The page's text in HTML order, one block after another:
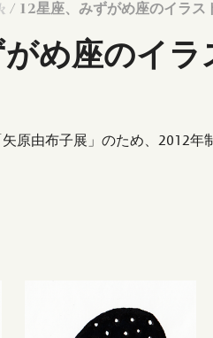
/ 12星座、みずがめ座のイラス
め座のイラ
原由布子展」のため、2012年